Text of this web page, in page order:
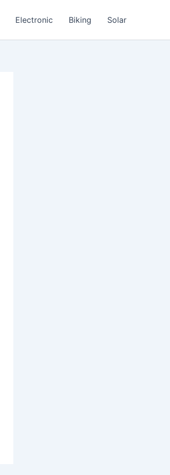
Electronic Biking Solar